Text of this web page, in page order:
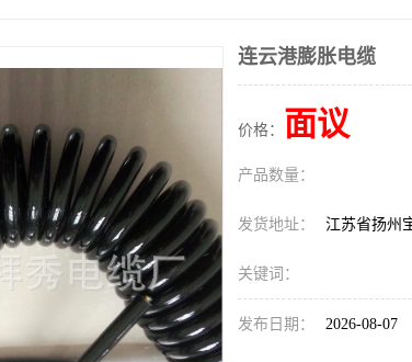
连云港膨胀电缆
价格： 面议
产品数量：
发货地址： 江苏省扬州
关键词：
发布日期： 2026-08-07